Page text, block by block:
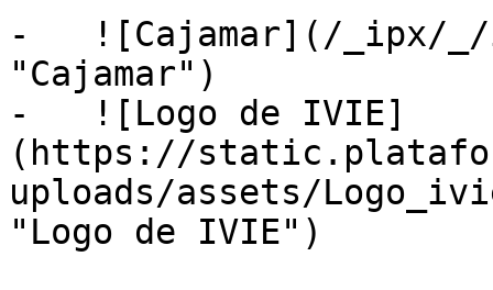
-   ![Cajamar](/_ipx/_/
"Cajamar")
-   ![Logo de IVIE]
(https://
uploads/assets/
"Logo de IVIE")